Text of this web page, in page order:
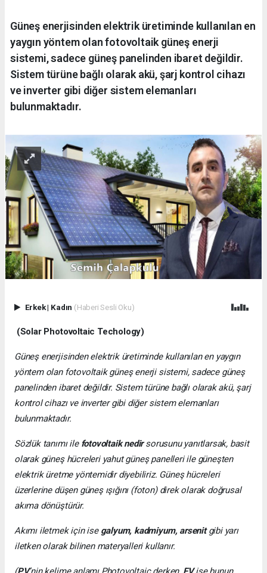
Güneş enerjisinden elektrik üretiminde kullanılan en
yaygın yöntem olan fotovoltaik güneş enerji
sistemi, sadece güneş panelinden ibaret değildir.
Sistem türüne bağlı olarak akü, şarj kontrol cihazı
ve inverter gibi diğer sistem elemanları
bulunmaktadır.
Erkek| Kadın (Haberi Sesli Oku)
(Solar Photovoltaic Techology)
Güneş enerjisinden elektrik üretiminde kullanılan en yaygın
yöntem olan fotovoltaik güneş enerji sistemi, sadece güneş
panelinden ibaret değildir. Sistem türüne bağlı olarak akü, şarj
kontrol cihazı ve inverter gibi diğer sistem elemanları
bulunmaktadır.
Sözlük tanımı ile fotovoltaik nedirsorusunu yanıtlarsak, basit
olarak güneş hücreleri yahut güneş panelleri ile güneşten
elektrik üretme yöntemidir diyebiliriz. Güneş hücreleri
üzerlerine düşen güneş ışığını (foton) direk olarak doğrusal
akıma dönüştürür.
Akımı iletmek için ise galyum, kadmiyum, arsenitgibi yarı
iletken olarak bilinen materyalleri kullanır.